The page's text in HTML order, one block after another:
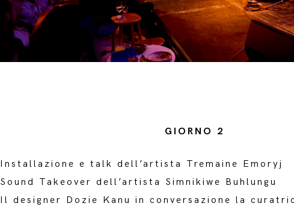
GIORNO 2
Installazione e talk dell’artista Tremaine Emoryj
Sound Takeover dell’artista Simnikiwe Buhlungu
Il designer Dozie Kanu in conversazione la